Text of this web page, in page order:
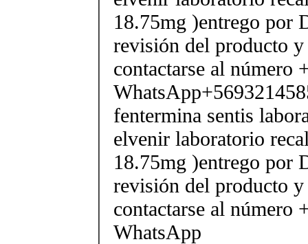
18.75mg )entrego por
revisión del producto
contactarse al número
fentermina sentis
elvenir laboratorio
18.75mg )entrego por
revisión del producto
contactarse al número
WhatsApp